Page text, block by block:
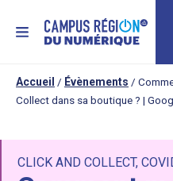
MENU
Accueil / Évènements /
Collect dans sa boutique ? |
CLICK AND COLLECT,